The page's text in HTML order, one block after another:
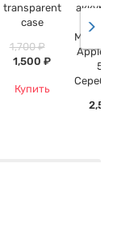
transparent
case
1,700 ₽
1,500 ₽
Купить
Apple
5/